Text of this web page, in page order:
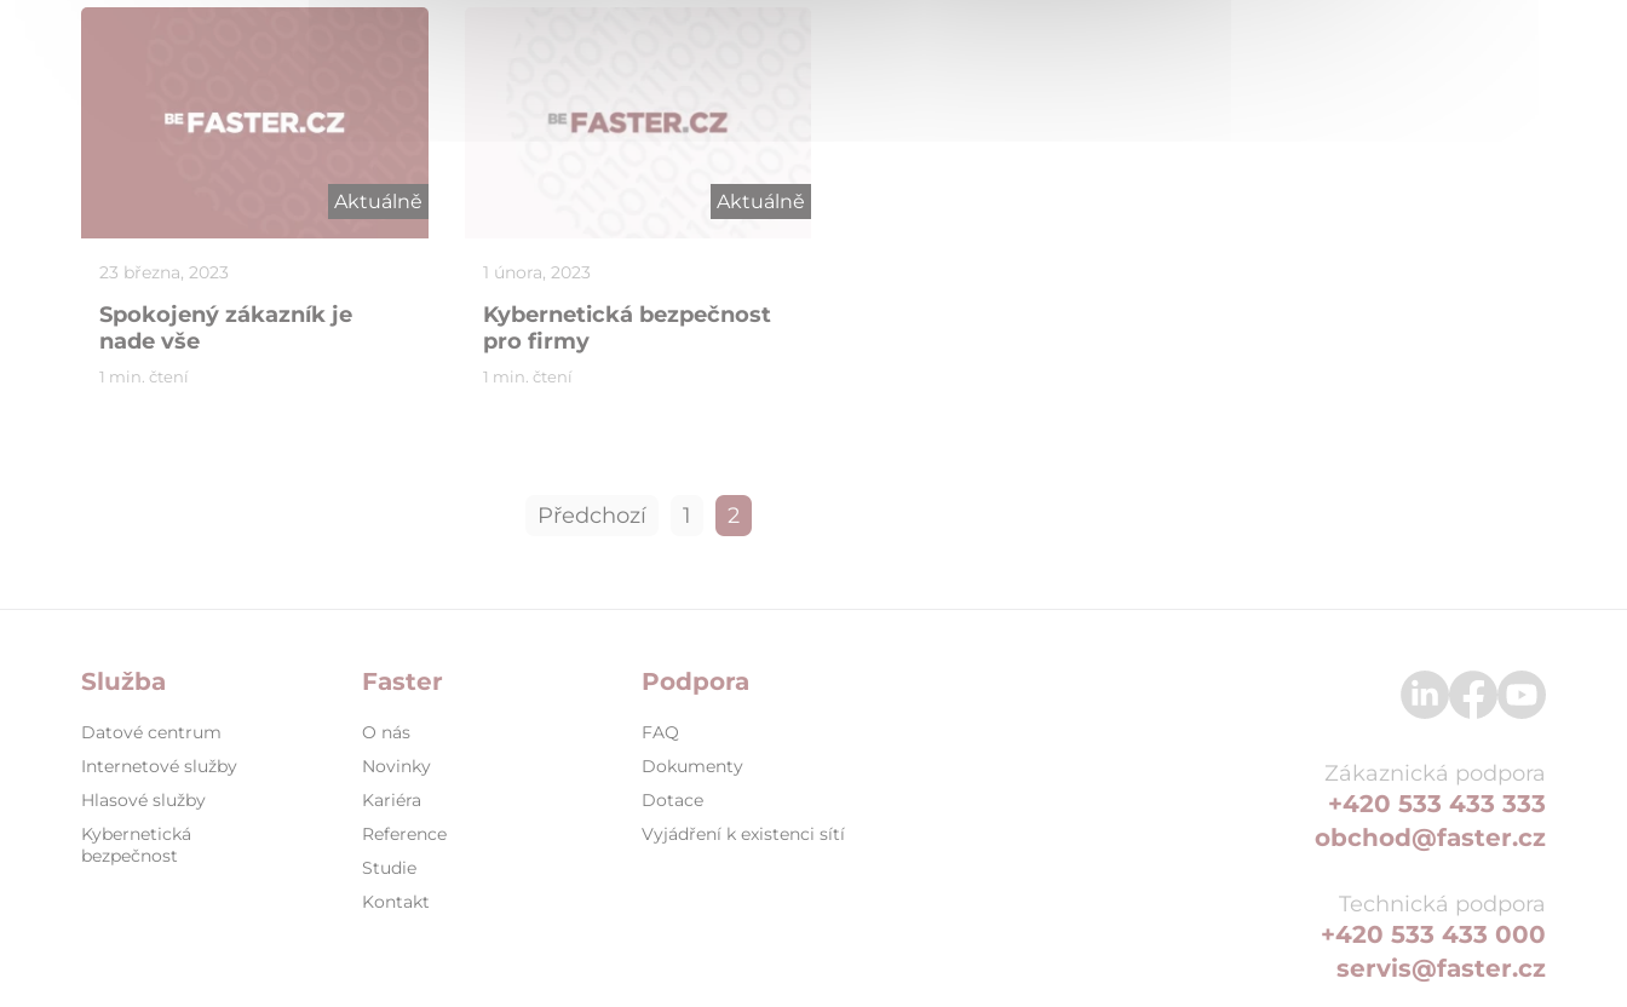
Aktuálně
23 března, 2023
Spokojený zákazník je
nade vše
1 min. čtení
Aktuálně
1 února, 2023
Kybernetická bezpečnost
pro firmy
1 min. čtení
Předchozí 1 2
Služba
Datové centrum
Internetové služby
Hlasové služby
Kybernetická
bezpečnost
Faster
O nás
Novinky
Kariéra
Reference
Studie
Kontakt
Podpora
FAQ
Dokumenty
Dotace
Vyjádření k existenci sítí
Zákaznická podpora
+420 533 433 333
obchod@faster.cz
Technická podpora
+420 533 433 000
servis@faster.cz